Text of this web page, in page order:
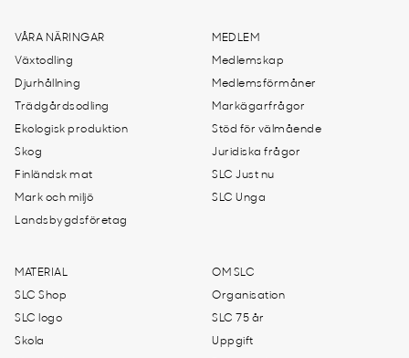
VÅRA NÄRINGAR
Växtodling
Djurhållning
Trädgårdsodling
Ekologisk produktion
Skog
Finländsk mat
Mark och miljö
Landsbygdsföretag
MEDLEM
Medlemskap
Medlemsförmåner
Markägarfrågor
Stöd för välmående
Juridiska frågor
SLC Just nu
SLC Unga
MATERIAL
SLC Shop
SLC logo
Skola
OM SLC
Organisation
SLC 75 år
Uppgift